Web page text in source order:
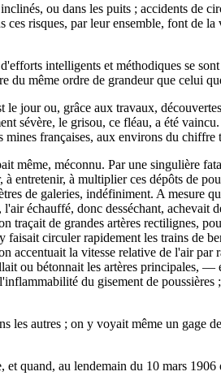
ou dans les puits ; accidents de
risques, par leur ensemble, font de
intelligents et méthodiques se
même ordre de grandeur que celui
jour ou, grâce aux travaux,
sévère, le grisou, ce fléau, a été
françaises, aux environs du
même, méconnu. Par une singulière
entretenir, à multiplier ces dépôts de
de galeries, indéfiniment. A mesure
échauffé, donc desséchant, achevait
traçait de grandes artères rectilignes,
circuler rapidement les trains de
la vitesse relative de l'air par
ou bétonnait les artères principales, —
du gisement de
autres ; on y voyait même un gage
quand, au lendemain du 10 mars